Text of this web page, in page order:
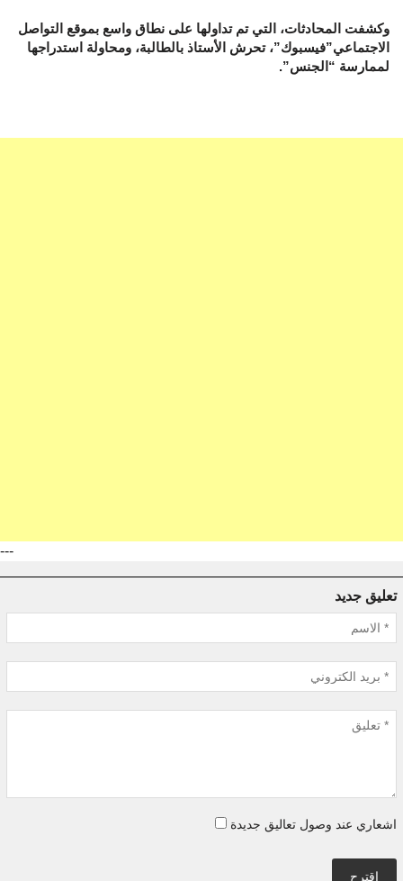
وكشفت المحادثات، التي تم تداولها على نطاق واسع بموقع التواصل
الاجتماعي”فيسبوك”، تحرش الأستاذ بالطالبة، ومحاولة استدراجها
لممارسة “الجنس”.
---
تعليق جديد
اشعاري عند وصول تعاليق جديدة
اقترح